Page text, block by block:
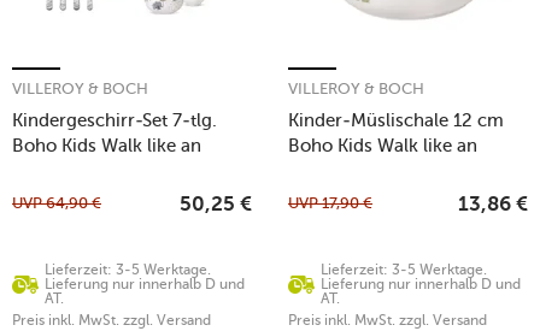
Kindergeschirr-Set 7-tlg.
Boho Kids Walk like an
VILLEROY & BOCH
Lieferzeit: 3-5 Werktage.
Lieferung nur innerhalb D und
AT.
UVP64,90 € 50,25 €
Preis inkl. MwSt. zzgl. Versand
Kinder-Müslischale 12 cm
Boho Kids Walk like an
VILLEROY & BOCH
Lieferzeit: 3-5 Werktage.
Lieferung nur innerhalb D und
AT.
UVP17,90 € 13,86 €
Preis inkl. MwSt. zzgl. Versand